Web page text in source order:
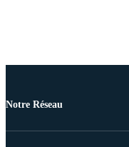
Notre Réseau